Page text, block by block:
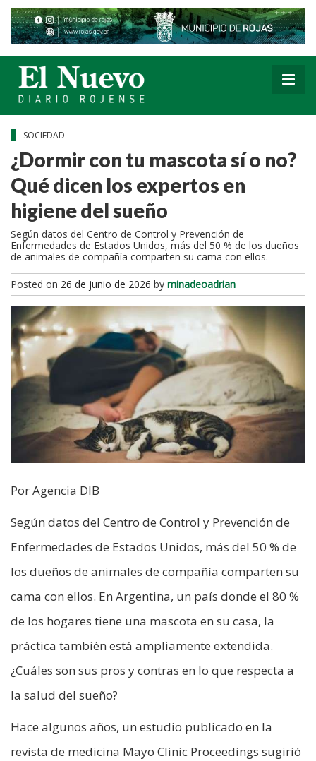
SOCIEDAD
¿Dormir con tu mascota sí o no?
Qué dicen los expertos en
higiene del sueño
Según datos del Centro de Control y Prevención de
Enfermedades de Estados Unidos, más del 50 % de los dueños
de animales de compañía comparten su cama con ellos.
Posted on 26 de junio de 2026 by minadeoadrian
Por Agencia DIB
Según datos del Centro de Control y Prevención de
Enfermedades de Estados Unidos, más del 50 % de
los dueños de animales de compañía comparten su
cama con ellos. En Argentina, un país donde el 80 %
de los hogares tiene una mascota en su casa, la
práctica también está ampliamente extendida.
¿Cuáles son sus pros y contras en lo que respecta a
la salud del sueño?
Hace algunos años, un estudio publicado en la
revista de medicina Mayo Clinic Proceedings sugirió